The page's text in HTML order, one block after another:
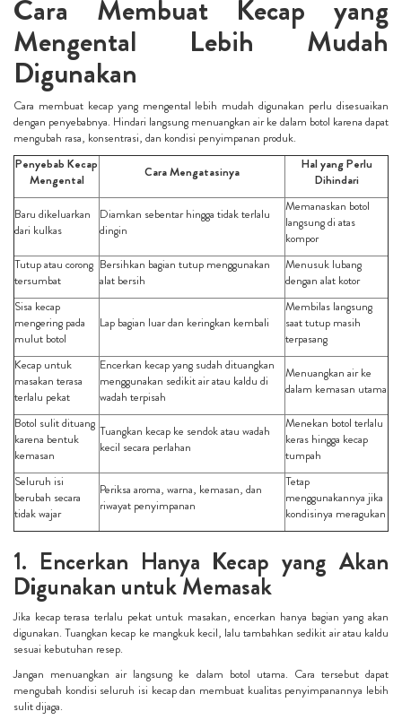
Cara Membuat Kecap yang
Mengental Lebih Mudah
Digunakan
Cara membuat kecap yang mengental lebih mudah digunakan perlu disesuaikan
dengan penyebabnya. Hindari langsung menuangkan air ke dalam botol karena dapat
mengubah rasa, konsentrasi, dan kondisi penyimpanan produk.
Penyebab Kecap
Mengental
Cara Mengatasinya
Hal yang Perlu
Dihindari
Baru dikeluarkan
dari kulkas
Diamkan sebentar hingga tidak terlalu
dingin
Memanaskan botol
langsung di atas
kompor
Tutup atau corong
tersumbat
Bersihkan bagian tutup menggunakan
alat bersih
Menusuk lubang
dengan alat kotor
Sisa kecap
mengering pada
mulut botol
Lap bagian luar dan keringkan kembali
Membilas langsung
saat tutup masih
terpasang
Kecap untuk
masakan terasa
terlalu pekat
Encerkan kecap yang sudah dituangkan
menggunakan sedikit air atau kaldu di
wadah terpisah
Menuangkan air ke
dalam kemasan utama
Botol sulit dituang
karena bentuk
kemasan
Tuangkan kecap ke sendok atau wadah
kecil secara perlahan
Menekan botol terlalu
keras hingga kecap
tumpah
Seluruh isi
berubah secara
tidak wajar
Periksa aroma, warna, kemasan, dan
riwayat penyimpanan
Tetap
menggunakannya jika
kondisinya meragukan
1. Encerkan Hanya Kecap yang Akan
Digunakan untuk Memasak
Jika kecap terasa terlalu pekat untuk masakan, encerkan hanya bagian yang akan
digunakan. Tuangkan kecap ke mangkuk kecil, lalu tambahkan sedikit air atau kaldu
sesuai kebutuhan resep.
Jangan menuangkan air langsung ke dalam botol utama. Cara tersebut dapat
mengubah kondisi seluruh isi kecap dan membuat kualitas penyimpanannya lebih
sulit dijaga.